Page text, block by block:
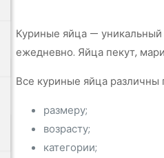
Куриные яйца — уникальный
ежедневно. Яйца пекут,
Все куриные яйца различны
размеру;
возрасту;
категории;